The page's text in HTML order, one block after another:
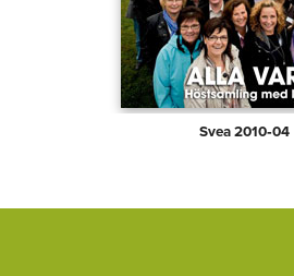
Svea 2010‑04